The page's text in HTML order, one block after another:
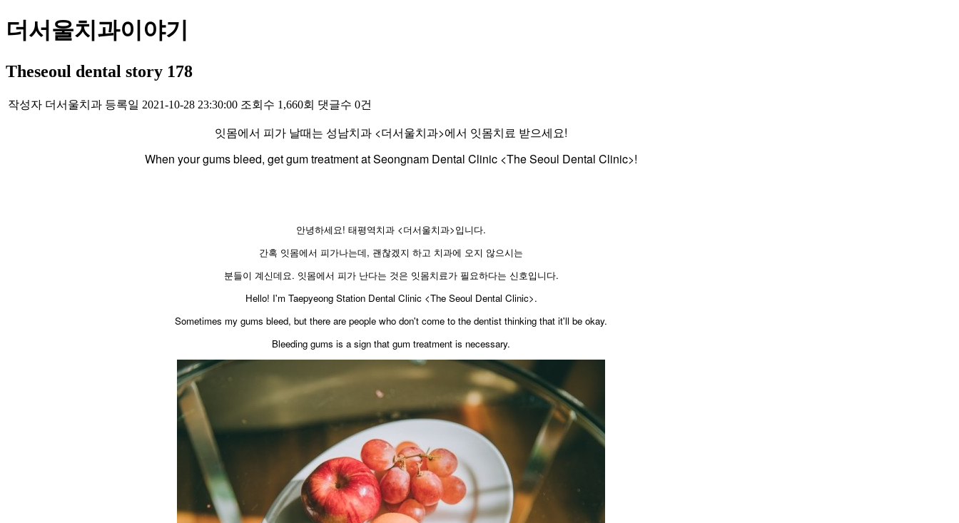
더서울치과이야기
Theseoul dental story 178
작성자 더서울치과 등록일 2021-10-28 23:30:00 조회수 1,660회 댓글수 0건
잇몸에서 피가 날때는 성남치과 <더서울치과>에서 잇몸치료 받으세요!
​When your gums bleed, get gum treatment at Seongnam Dental Clinic <The Seoul Dental Clinic>!
안녕하세요! 태평역치과 <더서울치과>입니다.
간혹 잇몸에서 피가나는데, 괜찮겠지 하고 치과에 오지 않으시는
분들이 계신데요. 잇몸에서 피가 난다는 것은 잇몸치료가 필요하다는 신호입니다.
​Hello! I'm Taepyeong Station Dental Clinic <The Seoul Dental Clinic>.
Sometimes my gums bleed, but there are people who don't come to the dentist thinking that it'll be okay.
Bleeding gums is a sign that gum treatment is necessary.